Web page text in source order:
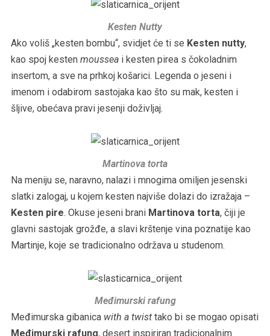
Kesten Nutty
Ako voliš „kesten bombu“, svidjet će ti se Kesten nutty,
kao spoj kesten mousseai kesten pirea s čokoladnim
insertom, a sve na prhkoj košarici. Legenda o jeseni i
imenom i odabirom sastojaka kao što su mak, kesten i
šljive, obećava pravi jesenji doživljaj.
Martinova torta
Na meniju se, naravno, nalazi i mnogima omiljen jesenski
slatki zalogaj, u kojem kesten najviše dolazi do izražaja –
Kesten pire. Okuse jeseni brani Martinova torta, čiji je
glavni sastojak grožđe, a slavi krštenje vina poznatije kao
Martinje, koje se tradicionalno održava u studenom.
Međimurski rafung
Međimurska gibanicawith a twisttako bi se mogao opisati
Međimurski rafung, desert inspiriran tradicionalnim